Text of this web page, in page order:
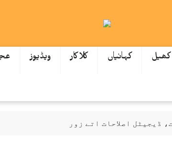
کھیل کہانیاں کلاکار ویڈیوز
ڈیجیٹل اصلاحات اتے زور